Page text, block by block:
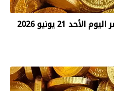
21 يونيو 2026